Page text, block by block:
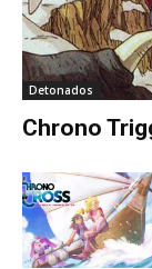
Detonados
Chrono